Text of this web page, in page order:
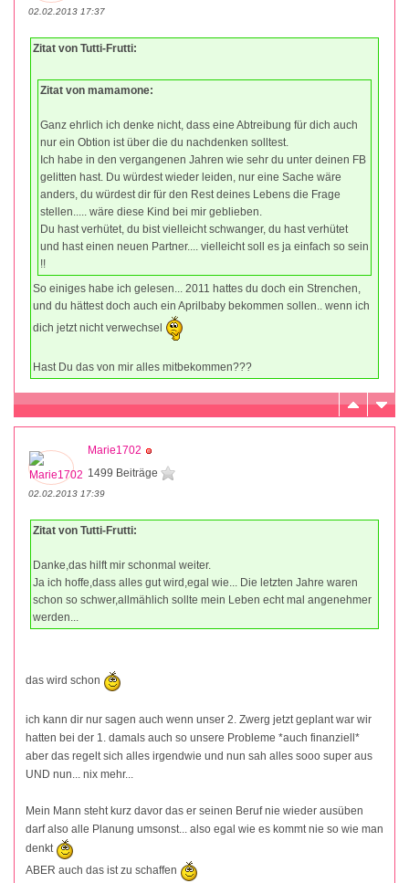
02.02.2013 17:37
Zitat von Tutti-Frutti:
Zitat von mamamone:
Ganz ehrlich ich denke nicht, dass eine Abtreibung für dich auch
nur ein Obtion ist über die du nachdenken solltest.
Ich habe in den vergangenen Jahren wie sehr du unter deinen FB
gelitten hast. Du würdest wieder leiden, nur eine Sache wäre
anders, du würdest dir für den Rest deines Lebens die Frage
stellen..... wäre diese Kind bei mir geblieben.
Du hast verhütet, du bist vielleicht schwanger, du hast verhütet
und hast einen neuen Partner.... vielleicht soll es ja einfach so sein
!!
So einiges habe ich gelesen... 2011 hattes du doch ein Strenchen,
und du hättest doch auch ein Aprilbaby bekommen sollen.. wenn ich
dich jetzt nicht verwechsel
Hast Du das von mir alles mitbekommen???
Marie1702
1499 Beiträge
02.02.2013 17:39
Zitat von Tutti-Frutti:
Danke,das hilft mir schonmal weiter.
Ja ich hoffe,dass alles gut wird,egal wie... Die letzten Jahre waren
schon so schwer,allmählich sollte mein Leben echt mal angenehmer
werden...
das wird schon
ich kann dir nur sagen auch wenn unser 2. Zwerg jetzt geplant war wir
hatten bei der 1. damals auch so unsere Probleme *auch finanziell*
aber das regelt sich alles irgendwie und nun sah alles sooo super aus
UND nun... nix mehr...
Mein Mann steht kurz davor das er seinen Beruf nie wieder ausüben
darf also alle Planung umsonst... also egal wie es kommt nie so wie man
denkt
ABER auch das ist zu schaffen